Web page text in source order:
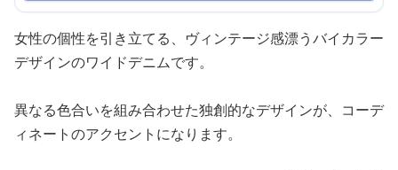
女性の個性を引き立てる、ヴィンテージ感漂うバイカラー
デザインのワイドデニムです。
異なる色合いを組み合わせた独創的なデザインが、コーデ
ィネートのアクセントになります。